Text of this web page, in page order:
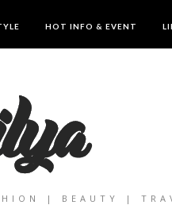
HOT INFO & EVENT
| BEAUTY |